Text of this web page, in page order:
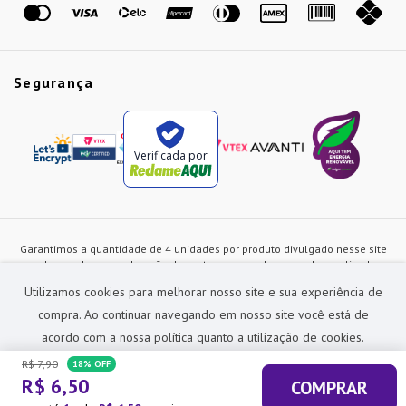
Utilizamos cookies para melhorar nosso site e sua experiência de
compra. Ao continuar navegando em nosso site você está de
acordo com a nossa política quanto a utilização de cookies.
R$ 7,90 18% OFF
R$ 6,50 COMPRAR
Segurança
Verificada por
Garantimos a quantidade de 4 unidades por produto divulgado nesse site
ou de acordo com a duração dos estoques, sendo as vendas realizadas
alterados a qualquer instante sem prévia comunicação e são exclusivos
para a loja virtual, não restando nenhuma obrigação de prática similar nas
lojas físicas da rede Preçolandia. Todas as imagens dos produtos são
meramente ilustrativas.
Preçolandia Comercial Ltda CNPJ: 62.270.186/0011-28
sac@precolandia.com.br - (11) 5445-1010